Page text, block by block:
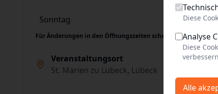
Sonntag 11:00 - 18:00
Für Änderungen in den Öffnungszeiten schauen Sie bitte
Veranstaltungsort
St. Marien zu Lübeck, Lübeck
Diese
Analyse
Diese
Alle